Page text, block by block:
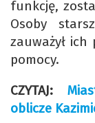
funkcję,
Osoby
zauważył
pomocy.
CZYTAJ:
oblicze